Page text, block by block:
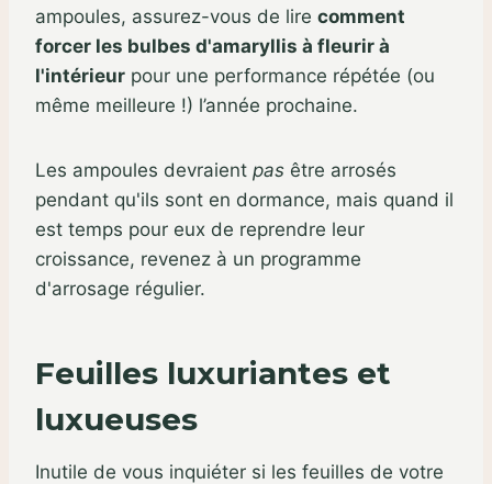
ampoules, assurez-vous de lire comment
forcer les bulbes d'amaryllis à fleurir à
l'intérieur pour une performance répétée (ou
même meilleure !) l’année prochaine.
Les ampoules devraient pas être arrosés
pendant qu'ils sont en dormance, mais quand il
est temps pour eux de reprendre leur
croissance, revenez à un programme
d'arrosage régulier.
Feuilles luxuriantes et
luxueuses
Inutile de vous inquiéter si les feuilles de votre